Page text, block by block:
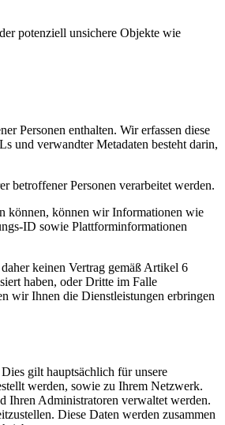
potenziell unsichere Objekte wie
Personen enthalten. Wir erfassen diese
und verwandter Metadaten besteht darin,
betroffener Personen verarbeitet werden.
können, können wir Informationen wie
ID sowie Plattforminformationen
keinen Vertrag gemäß Artikel 6
haben, oder Dritte im Falle
wir Ihnen die Dienstleistungen erbringen
gilt hauptsächlich für unsere
werden, sowie zu Ihrem Netzwerk.
Ihren Administratoren verwaltet werden.
Diese Daten werden zusammen